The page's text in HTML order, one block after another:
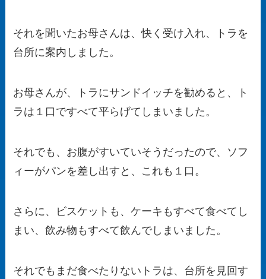
それを聞いたお母さんは、快く受け入れ、トラを
台所に案内しました。
お母さんが、トラにサンドイッチを勧めると、ト
ラは１口ですべて平らげてしまいました。
それでも、お腹がすいていそうだったので、ソフ
ィーがパンを差し出すと、これも１口。
さらに、ビスケットも、ケーキもすべて食べてし
まい、飲み物もすべて飲んでしまいました。
それでもまだ食べたりないトラは、台所を見回す